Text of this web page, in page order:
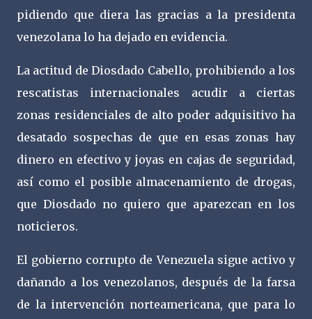
pidiendo que diera las gracias a la presidenta
venezolana lo ha dejado en evidencia.
La actitud de Diosdado Cabello, prohibiendo a los
rescatistas internacionales acudir a ciertas
zonas residenciales de alto poder adquisitivo ha
desatado sospechas de que en esas zonas hay
dinero en efectivo y joyas en cajas de seguridad,
así como el posible almacenamiento de drogas,
que Diosdado no quiero que aparezcan en los
noticieros.
El gobierno corrupto de Venezuela sigue activo y
dañando a los venezolanos, después de la farsa
de la intervención norteamericana, que para lo